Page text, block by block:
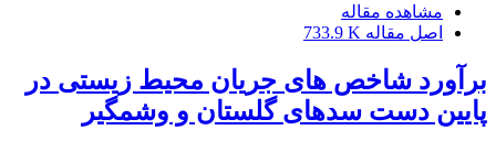
مشاهده مقاله
اصل مقاله 733.9 K
برآورد شاخص‏ های جریان محیط‏ زیستی در
پایین ‏دست سدهای گلستان و وشمگیر